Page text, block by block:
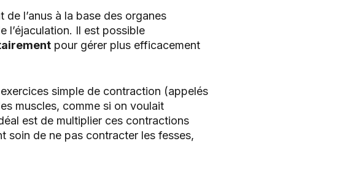
l’anus à la base des organes
l’éjaculation. Il est possible
pour gérer plus efficacement
simple de contraction (appelés
muscles, comme si on voulait
est de multiplier ces contractions
soin de ne pas contracter les fesses,